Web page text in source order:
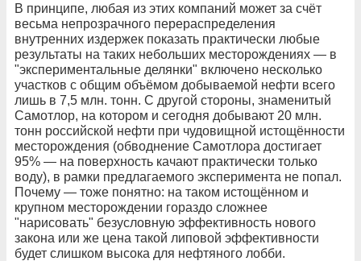
В принципе, любая из этих компаний может за счёт
весьма непрозрачного перераспределения
внутренних издержек показать практически любые
результаты на таких небольших месторождениях — в
"экспериментальные делянки" включено несколько
участков с общим объёмом добываемой нефти всего
лишь в 7,5 млн. тонн. С другой стороны, знаменитый
Самотлор, на котором и сегодня добывают 20 млн.
тонн российской нефти при чудовищной истощённости
месторождения (обводнение Самотлора достигает
95% — на поверхность качают практически только
воду), в рамки предлагаемого эксперимента не попал.
Почему — тоже понятно: на таком истощённом и
крупном месторождении гораздо сложнее
"нарисовать" безусловную эффективность нового
закона или же цена такой липовой эффективности
будет слишком высока для нефтяного лобби.